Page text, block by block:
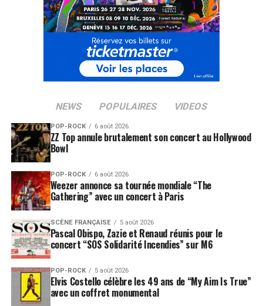
NEWS POPULAIRES VIDEOS
POP-ROCK 6 août 2026
ZZ Top annule brutalement son concert au Hollywood
Bowl
POP-ROCK 6 août 2026
Weezer annonce sa tournée mondiale “The
Gathering” avec un concert à Paris
SCÈNE FRANÇAISE 5 août 2026
Pascal Obispo, Zazie et Renaud réunis pour le
concert “SOS Solidarité Incendies” sur M6
POP-ROCK 5 août 2026
Elvis Costello célèbre les 49 ans de “My Aim Is True”
avec un coffret monumental